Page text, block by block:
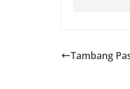
Tambang